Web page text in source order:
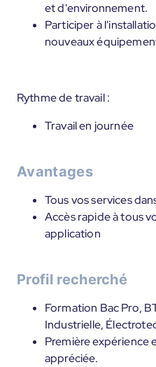
et d'environnement.
Participer à
nouveaux
Rythme de travail :
Travail en journée
Avantages
Tous vos services
Accès rapide à tous
application
Profil recherché
Formation Bac Pro,
Industrielle,
Première expérience
appréciée.